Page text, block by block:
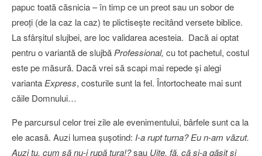
papuc toată căsnicia – în timp ce un preot sau un sobor de
preoţi (de la caz la caz) te plictiseşte recitând versete biblice.
La sfârşitul slujbei, are loc validarea acesteia. Dacă ai optat
pentru o variantă de slujbă Professional, cu tot pachetul, costul
este pe măsură. Dacă vrei să scapi mai repede şi alegi
varianta Express, costurile sunt la fel. Întortocheate mai sunt
căile Domnului…
Pe parcursul celor trei zile ale evenimentului, bârfele sunt ca la
ele acasă. Auzi lumea şuşotind: I-a rupt turna? Eu n-am văzut.
Auzi tu, cum să nu-i rupă tura!?sau Uite, fă, că şi-a găsit şi